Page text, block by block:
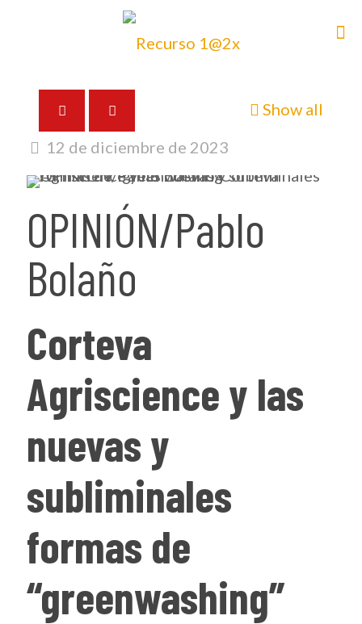
Show all
12 de diciembre de 2023
OPINIÓN/Pablo
Bolaño
Corteva
Agriscience y las
nuevas y
subliminales
formas de
“greenwashing”